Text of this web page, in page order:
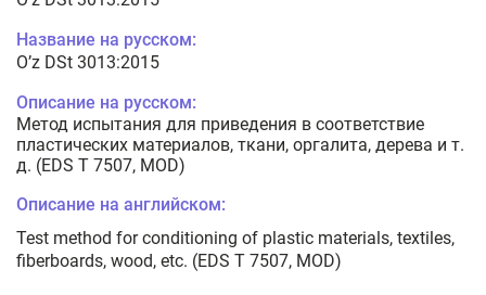
Название на русском:
O’z DSt 3013:2015
Описание на русском:
Метод испытания для приведения в соответствие
пластических материалов, ткани, оргалита, дерева и т.
д. (EDS T 7507, MOD)
Описание на английском:
Test method for conditioning of plastic materials, textiles,
fiberboards, wood, etc. (EDS T 7507, MOD)